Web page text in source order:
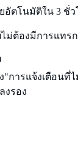
อัตโนมัติใน 3 ชั่ว
ม่ต้องมีการแทร
"การแจ้งเตือนที่
งรอง